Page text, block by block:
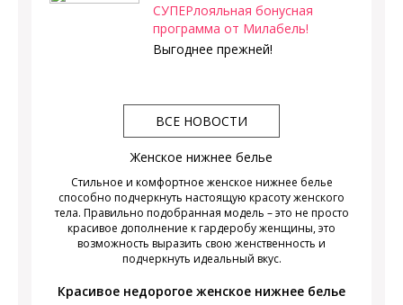
СУПЕРлояльная бонусная
программа от Милабель!
Выгоднее прежней!
ВСЕ НОВОСТИ
Женское нижнее белье
Стильное и комфортное женское нижнее белье
способно подчеркнуть настоящую красоту женского
тела. Правильно подобранная модель – это не просто
красивое дополнение к гардеробу женщины, это
возможность выразить свою женственность и
подчеркнуть идеальный вкус.
Красивое недорогое женское нижнее белье